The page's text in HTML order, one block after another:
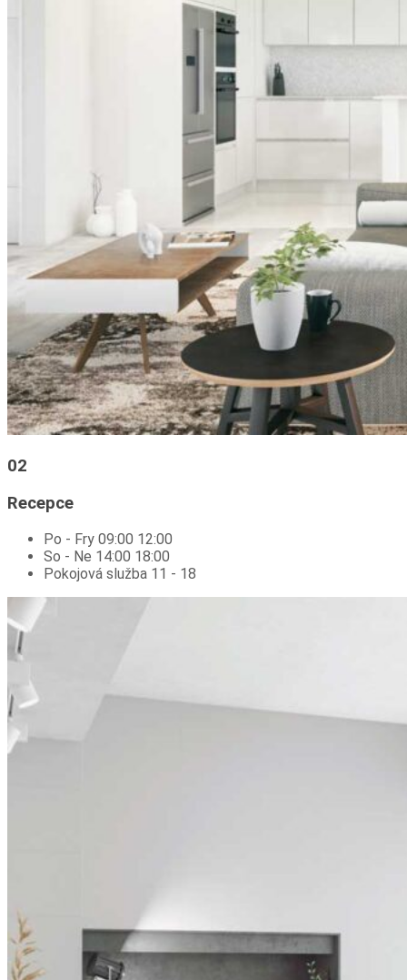
02
Recepce
Po - Fry 09:00 12:00
So - Ne 14:00 18:00
Pokojová služba 11 - 18